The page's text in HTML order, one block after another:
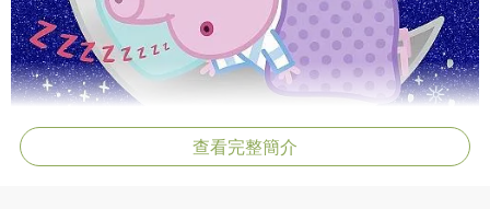
查看完整簡介